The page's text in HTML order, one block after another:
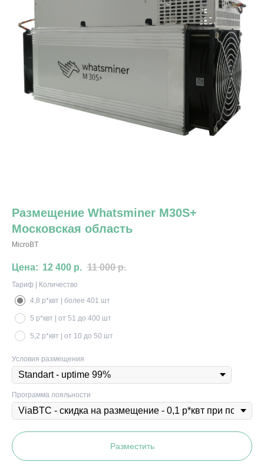
Размещение Whatsminer M30S+
Московская область
MicroBT
12 400 р. 11 000 р.
Тариф | Количество
4,8 р*квт | более 401 шт
5 р*квт | от 51 до 400 шт
5,2 р*квт | от 10 до 50 шт
Условия размещения
Программа лояльности
Разместить